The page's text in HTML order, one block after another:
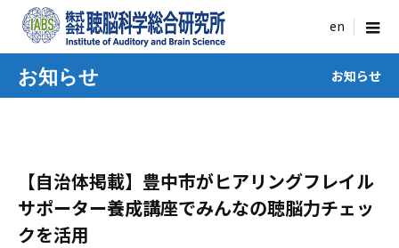
menu
お知らせ お知らせ
【自治体掲載】豊中市がヒアリングフレイル
サポーター養成講座でみんなの聴脳力チェッ
クを活用